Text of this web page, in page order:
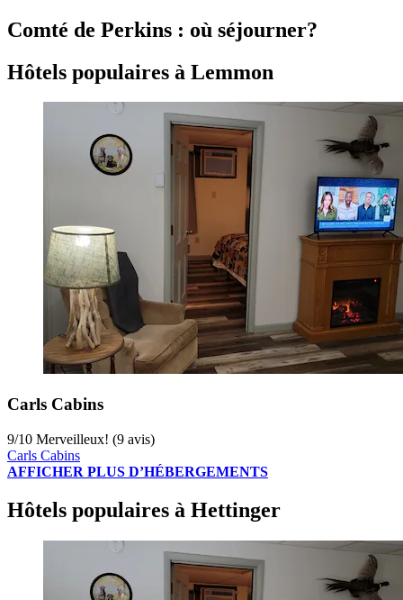
Comté de Perkins : où séjourner?
Hôtels populaires à Lemmon
Carls Cabins
9/10 Merveilleux! (9 avis)
Carls Cabins
AFFICHER PLUS D’HÉBERGEMENTS
Hôtels populaires à Hettinger